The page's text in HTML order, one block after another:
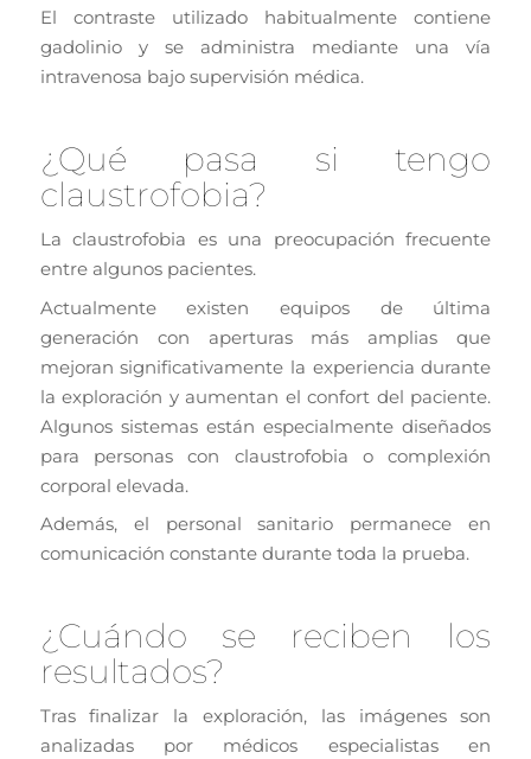
El contraste utilizado habitualmente contiene
gadolinio y se administra mediante una vía
intravenosa bajo supervisión médica.
¿Qué pasa si tengo
claustrofobia?
La claustrofobia es una preocupación frecuente
entre algunos pacientes.
Actualmente existen equipos de última
generación con aperturas más amplias que
mejoran significativamente la experiencia durante
la exploración y aumentan el confort del paciente.
Algunos sistemas están especialmente diseñados
para personas con claustrofobia o complexión
corporal elevada.
Además, el personal sanitario permanece en
comunicación constante durante toda la prueba.
¿Cuándo se reciben los
resultados?
Tras finalizar la exploración, las imágenes son
analizadas por médicos especialistas en